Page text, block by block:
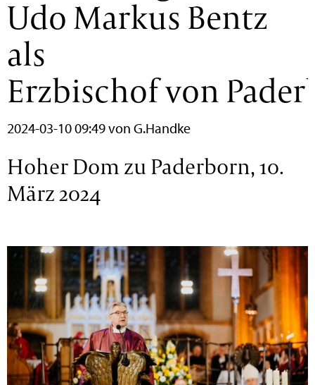
Udo Markus Bentz
als
Erzbischof von
2024-03-10 09:49von G.Handke
Hoher Dom zu Paderborn, 10.
März 2024